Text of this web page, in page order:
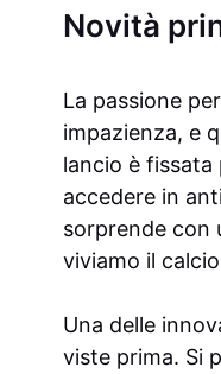
Novità
La passione
impazienza, e
lancio è fissata
accedere in
sorprende con
viviamo il
Una delle
viste prima. Si